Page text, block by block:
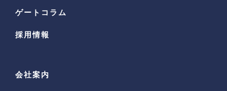
ゲートコラム
採用情報
会社案内